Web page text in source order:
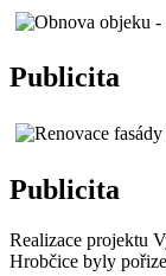
Publicita
Publicita
Realizace projektu
Hrobčice byly